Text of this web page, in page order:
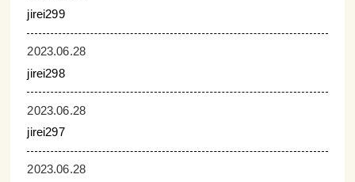
jirei299
2023.06.28
jirei298
2023.06.28
jirei297
2023.06.28